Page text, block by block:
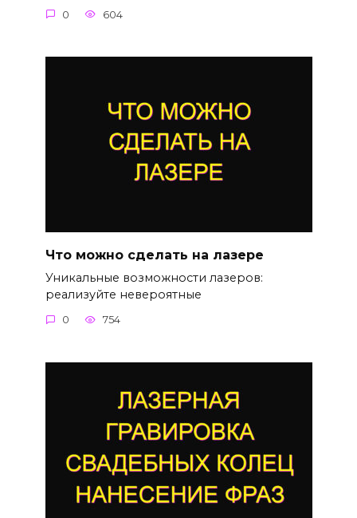
0 604
Что можно сделать на лазере
Уникальные возможности лазеров:
реализуйте невероятные
0 754